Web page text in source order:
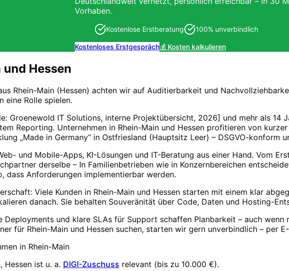
Vorhaben.
Kostenlose Erstberatung 100% unverbindlich
Kostenloses Erstgespräch💰 Kosten kalkulieren
und Hessen
Rhein-Main (Hessen) achten wir auf Auditierbarkeit und
eine Rolle spielen.
Groenewold IT Solutions, interne Projektübersicht, 2026] und mehr als 14
Reporting. Unternehmen in Rhein-Main und Hessen profitieren von
„Made in Germany“ in Ostfriesland (Hauptsitz Leer) – DSGVO-konform
und Mobile-Apps, KI-Lösungen und IT-Beratung aus einer Hand. Vom
derselbe – In Familienbetrieben wie in Konzernbereichen
dass Anforderungen implementierbar werden.
Viele Kunden in Rhein-Main und Hessen starten mit einem klar
danach. Sie behalten Souveränität über Code, Daten und Hosting-
Deployments und klare SLAs für Support schaffen Planbarkeit – auch
für Rhein-Main und Hessen suchen, starten wir gern unverbindlich – per
in Rhein-Main
, Hessen ist u. a. DIGI-Zuschuss relevant (bis zu 10.000 €).